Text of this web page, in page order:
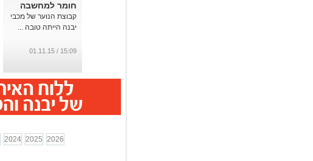
חומר למחשבה
קבוצת הנוער של מכבי
יבנה הייתה טובה ...
15:09 / 01.11.15
2024 2025 2026